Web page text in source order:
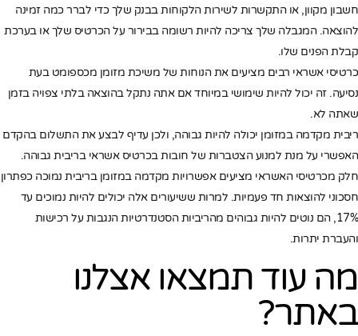
חשבון מקוון, או התקשרות לשירות הלקוחות בבנק שלך כדי לברר כמה זמינה
להוצאה. המגבלה שלך צריכה להיות רשומה בבירור על הכרטיס שלך או בערכת
קבלת הפנים שלו.
כרטיסי אשראי רבים מציעים את הנוחות של משיכת מזומן מכספומט בעת
נסיעה. זה יכול להיות שימושי במיוחד אם אתה נתקל בהוצאה בלתי צפויה בזמן
שאתה לא.
ריבית מקדמה במזומן יכולה להיות גבוהה, ולכן עדיף לבצע את התשלום בהקדם
האפשרי על מנת למנוע הצטברות של חובות בכרטיס אשראי בריבית גבוהה.
חלק מכרטיסי האשראי מציעים אפשרויות מקדמה במזומן בריבית נמוכה כפתרון
חסכוני להוצאות חד פעמיות. למרות ששיעורים אלה יכולים להיות נמוכים עד
17%, הם נוטים להיות גבוהים מהריביות הסטנדרטיות הנגבות על רכישות
והעברת יתרות.
מה עוד תמצאו אצלנו
באתר?